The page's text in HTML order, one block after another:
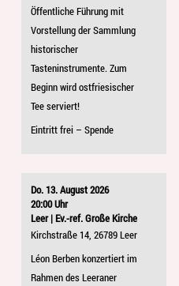
Öffentliche Führung mit
Vorstellung der Sammlung
historischer
Tasteninstrumente. Zum
Beginn wird ostfriesischer
Tee serviert!
Eintritt frei – Spende
Do. 13. August 2026
20:00 Uhr
Leer | Ev.-ref. Große Kirche
Kirchstraße 14, 26789 Leer
Léon Berben konzertiert im
Rahmen des Leeraner